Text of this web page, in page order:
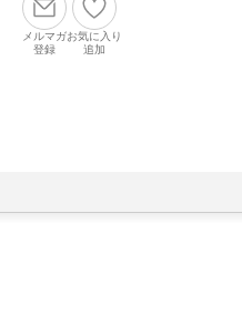
メルマガ
登録
お気に入り
追加